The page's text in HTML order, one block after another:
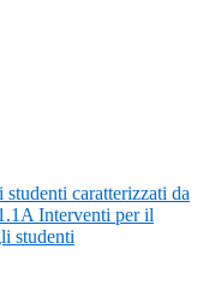
caratterizzati da
Interventi per il
studenti